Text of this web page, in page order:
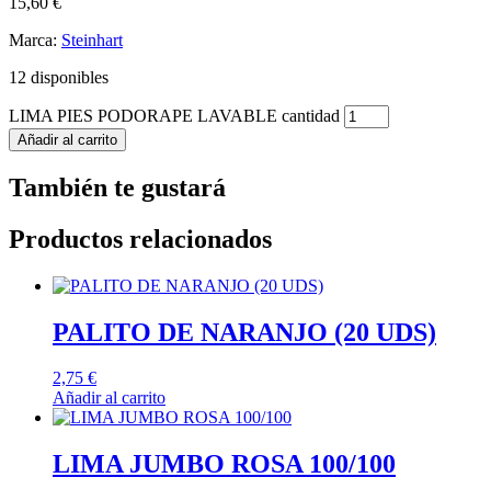
Marca: Steinhart
12 disponibles
LIMA PIES PODORAPE LAVABLE cantidad
Añadir al carrito
También te gustará
Productos relacionados
PALITO DE NARANJO (20 UDS)
2,75 €
Añadir al carrito
LIMA JUMBO ROSA 100/100